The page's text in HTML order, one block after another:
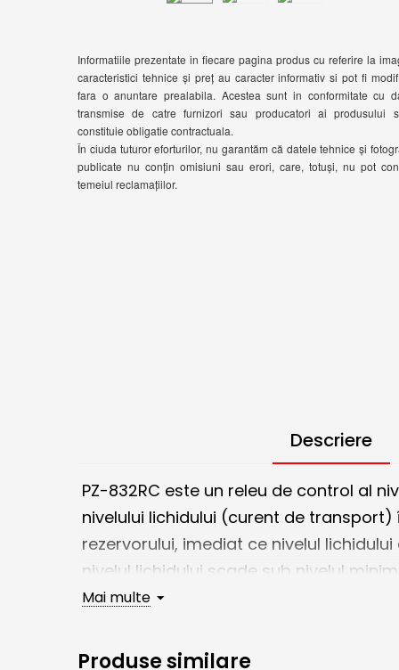
Informatiile prezentate in fiecare pagina produs cu referire la
caracteristici tehnice și preț au caracter informativ si pot fi
fara o anuntare prealabila. Acestea sunt in conformitate cu
transmise de catre furnizori sau producatori ai produsului
constituie obligatie contractuala.
În ciuda tuturor eforturilor, nu garantăm că datele tehnice și
publicate nu conțin omisiuni sau erori, care, totuși, nu pot
temeiul reclamațiilor.
Descriere
PZ-832RC este un releu de control al
nivelului lichidului (curent de
rezervorului, imediat ce nivelul
nivelul lichidului scade sub nivelul
pompa este pornită și va continua să
protejează instalația de rulare uscată
Mai multe
Produse similare